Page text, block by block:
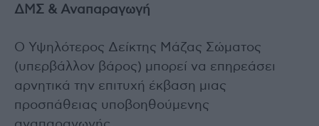
ΔΜΣ & Αναπαραγωγή
Ο Υψηλότερος Δείκτης Μάζας Σώματος
(υπερβάλλον βάρος) μπορεί να επηρεάσει
αρνητικά την επιτυχή έκβαση μιας
προσπάθειας υποβοηθούμενης